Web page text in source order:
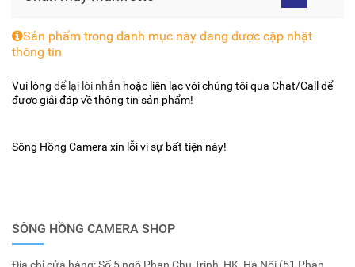
Sản phẩm trong danh mục này đang được cập nhật
thông tin
Vui lòng để lại lời nhắn hoặc liên lạc với chúng tôi qua Chat/Call để
được giải đáp về thông tin sản phẩm!
Sông Hồng Camera xin lỗi vì sự bất tiện này!
SÔNG HỒNG CAMERA SHOP
Địa chỉ cửa hàng: Số 5 ngõ Phan Chu Trinh, HK, Hà Nội (51 Phan